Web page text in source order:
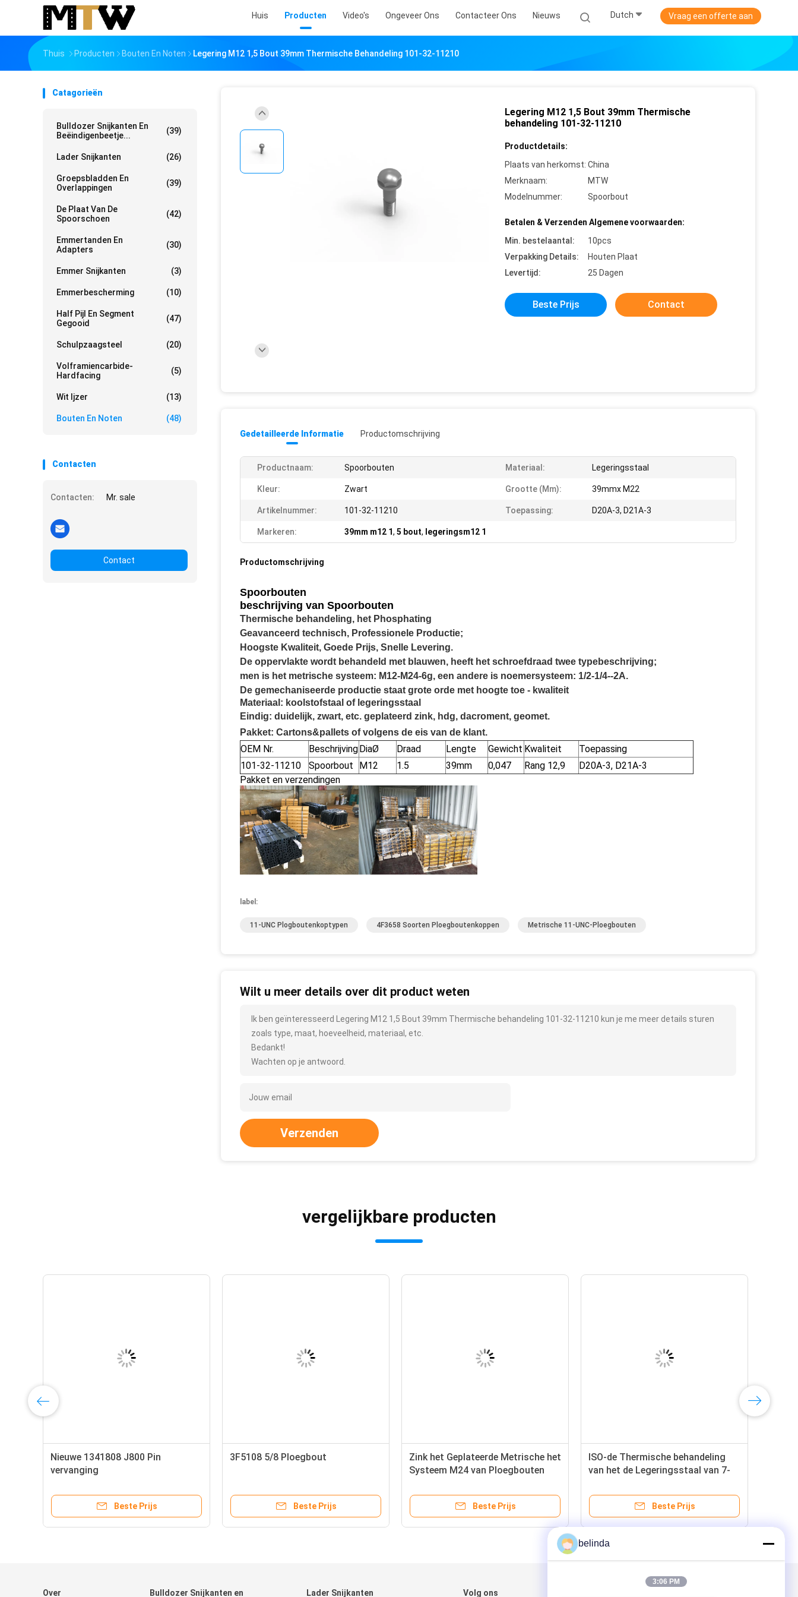
Huis Producten Video's Ongeveer Ons Contacteer Ons Nieuws Dutch Vraag een offerte aan
Thuis Producten Bouten En Noten Legering M12 1,5 Bout 39mm Thermische Behandeling 101-32-11210
Catagorieën
Bulldozer Snijkanten En
Beëindigenbeetje...
(39)
Lader Snijkanten (26)
Groepsbladden En
Overlappingen
(39)
De Plaat Van De
Spoorschoen
(42)
Emmertanden En
Adapters
(30)
Emmer Snijkanten (3)
Emmerbescherming (10)
Half Pijl En Segment
Gegooid
(47)
Schulpzaagsteel (20)
Volframiencarbide-
Hardfacing
(5)
Wit Ijzer (13)
Bouten En Noten (48)
Contacten
Contacten: Mr. sale
Contact
Legering M12 1,5 Bout 39mm Thermische
behandeling 101-32-11210
Productdetails:
Plaats van herkomst: China
Merknaam:
MTW
Modelnummer:
Spoorbout
Betalen & Verzenden Algemene voorwaarden:
Min. bestelaantal:
10pcs
Verpakking Details:
Houten Plaat
Levertijd:
25 Dagen
Beste Prijs Contact
Gedetailleerde Informatie Productomschrijving
Productnaam: Spoorbouten Materiaal: Legeringsstaal
Kleur: Zwart Grootte (mm): 39mmx M22
Artikelnummer: 101-32-11210 Toepassing: D20A-3, D21A-3
Markeren: 39mm m12 1, 5 bout, legeringsm12 1
Productomschrijving
Spoorbouten
beschrijving van Spoorbouten
Thermische behandeling, het Phosphating
Geavanceerd technisch, Professionele Productie;
Hoogste Kwaliteit, Goede Prijs, Snelle Levering.
De oppervlakte wordt behandeld met blauwen, heeft het schroefdraad twee typebeschrijving;
men is het metrische systeem: M12-M24-6g, een andere is noemersysteem: 1/2-1/4--2A.
De gemechaniseerde productie staat grote orde met hoogte toe - kwaliteit
Materiaal: koolstofstaal of legeringsstaal
Eindig: duidelijk, zwart, etc. geplateerd zink, hdg, dacroment, geomet.
Pakket: Cartons&pallets of volgens de eis van de klant.
OEM Nr. BeschrijvingDiaØ Draad Lengte Gewicht Kwaliteit
Toepassing
101-32-11210
Spoorbout M12 1.5 39mm 0,047 Rang 12,9
D20A-3, D21A-3
Pakket en verzendingen
label:
11-UNC Plogboutenkoptypen 4F3658 Soorten Ploegboutenkoppen Metrische 11-UNC-Ploegbouten
Wilt u meer details over dit product weten
Ik ben geïnteresseerd Legering M12 1,5 Bout 39mm Thermische behandeling 101-32-11210 kun je me meer details sturen
zoals type, maat, hoeveelheid, materiaal, etc.
Bedankt!
Wachten op je antwoord.
Verzenden
vergelijkbare producten
Nieuwe 1341808 J800 Pin
vervanging
Beste Prijs
3F5108 5/8 Ploegbout
Beste Prijs
Zink het Geplateerde Metrische het
Systeem M24 van Ploegbouten
Beste Prijs
ISO-de Thermische behandeling
van het de Legeringsstaal van 7-
Beste Prijs
Over Bulldozer Snijkanten en Lader Snijkanten Volg ons
belinda
3:06 PM